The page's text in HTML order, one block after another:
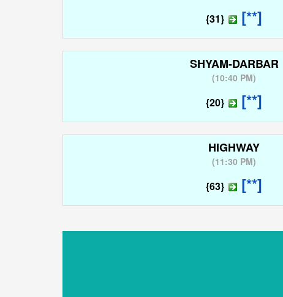
{31} [**]
SHYAM-DARBAR
(10:40 PM)
{20} [**]
HIGHWAY
(11:30 PM)
{63} [**]